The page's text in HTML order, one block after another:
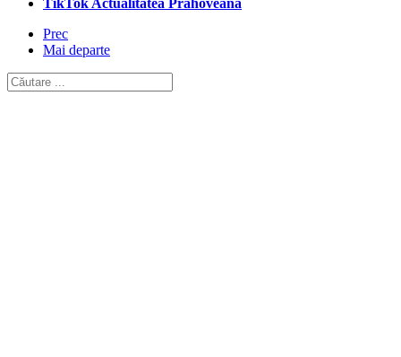
TikTok Actualitatea Prahoveană
Prec
Mai departe